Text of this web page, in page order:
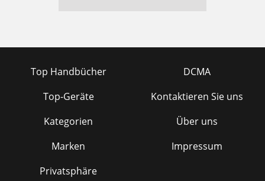
Top Handbücher
Top-Geräte
Kategorien
Marken
Privatsphäre
DCMA
Kontaktieren Sie uns
Über uns
Impressum